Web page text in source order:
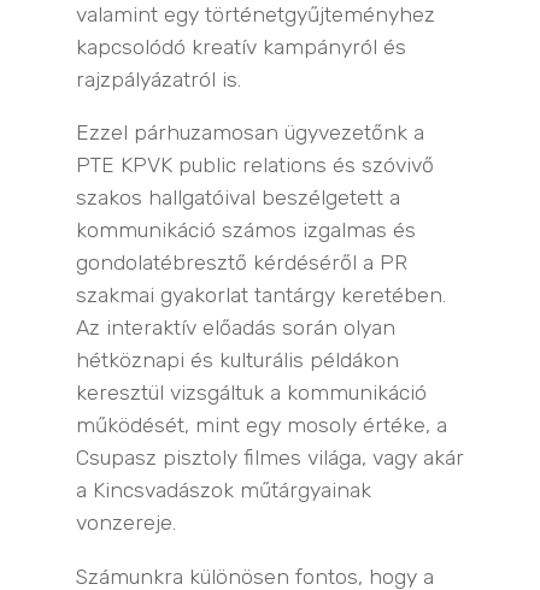
valamint egy történetgyűjteményhez
kapcsolódó kreatív kampányról és
rajzpályázatról is.
Ezzel párhuzamosan ügyvezetőnk a
PTE KPVK public relations és szóvivő
szakos hallgatóival beszélgetett a
kommunikáció számos izgalmas és
gondolatébresztő kérdéséről a PR
szakmai gyakorlat tantárgy keretében.
Az interaktív előadás során olyan
hétköznapi és kulturális példákon
keresztül vizsgáltuk a kommunikáció
működését, mint egy mosoly értéke, a
Csupasz pisztoly filmes világa, vagy akár
a Kincsvadászok műtárgyainak
vonzereje.
Számunkra különösen fontos, hogy a